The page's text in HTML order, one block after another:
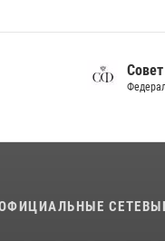
17 июля 2026,
юбилейного
военно-